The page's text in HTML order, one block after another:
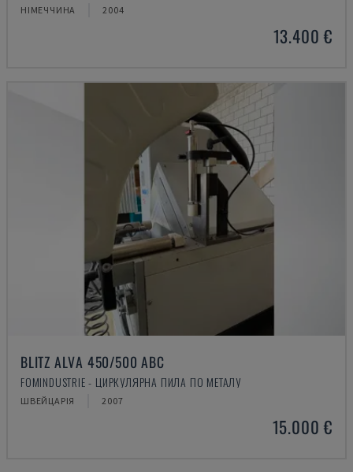
НІМЕЧЧИНА 2004
13.400 €
BLITZ ALVA 450/500 ABC
FOMINDUSTRIE - ЦИРКУЛЯРНА ПИЛА ПО МЕТАЛУ
ШВЕЙЦАРІЯ 2007
15.000 €